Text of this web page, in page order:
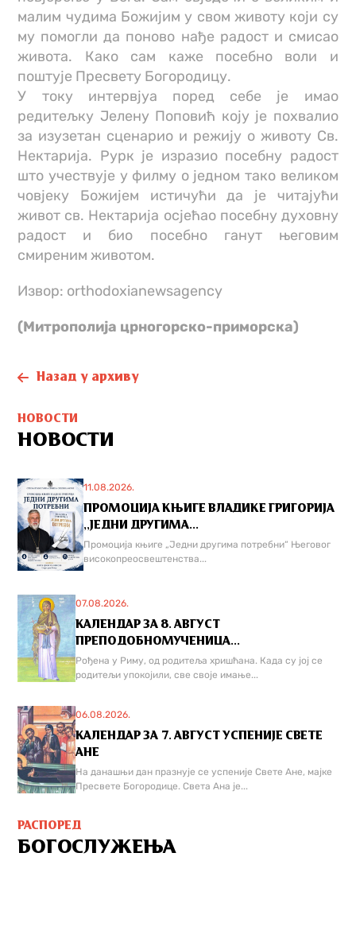
малим чудима Божијим у свом животу који су
му помогли да поново нађе радост и смисао
живота. Како сам каже посебно воли и
поштује Пресвету Богородицу.
У току интервјуа поред себе је имао
редитељку Јелену Поповић коју је похвалио
за изузетан сценарио и режију о животу Св.
Нектарија. Рурк је изразио посебну радост
што учествује у филму о једном тако великом
човјеку Божијем истичући да је читајући
живот св. Нектарија осјећао посебну духовну
радост и био посебно ганут његовим
смиреним животом.
Извор: orthodoxianewsagency
(Митрополија црногорско-приморска)
Назад у архиву
НОВОСТИ
НОВОСТИ
11.08.2026.
ПРОМОЦИЈА КЊИГЕ ВЛАДИКЕ ГРИГОРИЈА
,,ЈЕДНИ ДРУГИМА...
Промоција књиге „Једни другима потребни“ Његовог
високопреосвештенства...
07.08.2026.
КАЛЕНДАР ЗА 8. АВГУСТ
ПРЕПОДОБНОМУЧЕНИЦА...
Рођена у Риму, од родитеља хришћана. Када су јој се
родитељи упокојили, све своје имање...
06.08.2026.
КАЛЕНДАР ЗА 7. АВГУСТ УСПЕНИЈЕ СВЕТЕ
АНЕ
На данашњи дан празнује се успеније Свете Ане, мајке
Пресвете Богородице. Света Ана је...
РАСПОРЕД
БОГОСЛУЖЕЊА